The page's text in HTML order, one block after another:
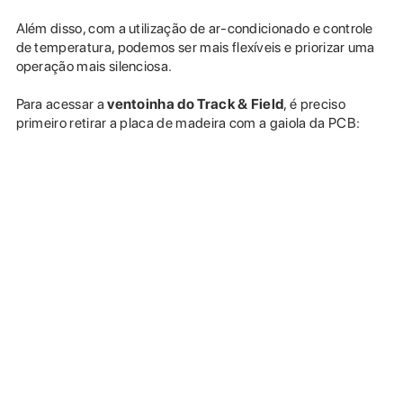
Além disso, com a utilização de ar-condicionado e controle
de temperatura, podemos ser mais flexíveis e priorizar uma
operação mais silenciosa.
Para acessar aventoinha do Track & Field, é preciso
primeiro retirar a placa de madeira com a gaiola da PCB: